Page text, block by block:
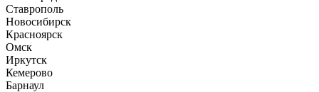
Ставрополь
Новосибирск
Красноярск
Омск
Иркутск
Кемерово
Барнаул